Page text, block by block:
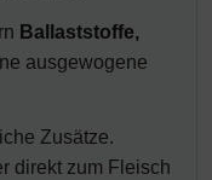
Ballaststoffe,
ausgewogene
Zusätze.
direkt zum Fleisch